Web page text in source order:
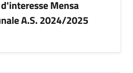
Mensa
A.S. 2024/2025